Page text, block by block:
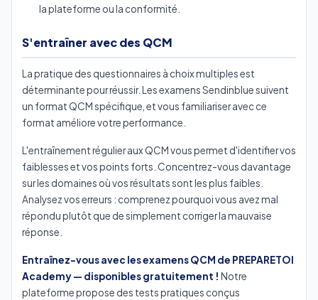
la plateforme ou la conformité.
S'entraîner avec des QCM
La pratique des questionnaires à choix multiples est
déterminante pour réussir. Les examens Sendinblue suivent
un format QCM spécifique, et vous familiariser avec ce
format améliore votre performance.
L'entraînement régulier aux QCM vous permet d'identifier vos
faiblesses et vos points forts. Concentrez-vous davantage
sur les domaines où vos résultats sont les plus faibles.
Analysez vos erreurs : comprenez pourquoi vous avez mal
répondu plutôt que de simplement corriger la mauvaise
réponse.
Entraînez-vous avec les examens QCM de PREPARETOI
Academy — disponibles gratuitement ! Notre
plateforme propose des tests pratiques conçus